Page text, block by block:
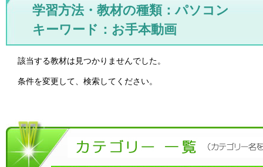
学習方法・教材の種類：パソコン
キーワード：お手本動画
該当する教材は見つかりませんでした。
条件を変更して、検索してください。